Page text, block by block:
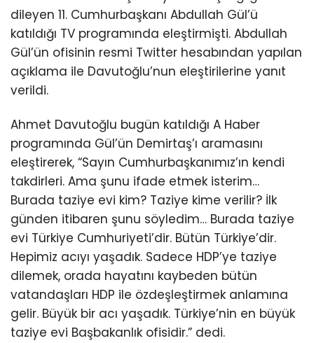
dileyen 11. Cumhurbaşkanı Abdullah Gül’ü
katıldığı TV programında eleştirmişti. Abdullah
Gül’ün ofisinin resmi Twitter hesabından yapılan
açıklama ile Davutoğlu’nun eleştirilerine yanıt
verildi.
Ahmet Davutoğlu bugün katıldığı A Haber
programında Gül’ün Demirtaş’ı aramasını
eleştirerek, “Sayın Cumhurbaşkanımız’ın kendi
takdirleri. Ama şunu ifade etmek isterim…
Burada taziye evi kim? Taziye kime verilir? İlk
günden itibaren şunu söyledim… Burada taziye
evi Türkiye Cumhuriyeti’dir. Bütün Türkiye’dir.
Hepimiz acıyı yaşadık. Sadece HDP’ye taziye
dilemek, orada hayatını kaybeden bütün
vatandaşları HDP ile özdeşleştirmek anlamına
gelir. Büyük bir acı yaşadık. Türkiye’nin en büyük
taziye evi Başbakanlık ofisidir.” dedi.